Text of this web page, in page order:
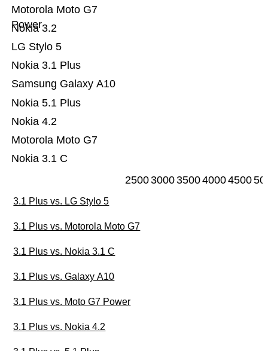
Nokia 3.1 C
Motorola Moto G7
Nokia 4.2
Nokia 5.1 Plus
Samsung Galaxy A10
Nokia 3.1 Plus
LG Stylo 5
Nokia 3.2
Motorola Moto G7
Power
25003000350040004500
3.1 Plus vs. LG Stylo 5
3.1 Plus vs. Motorola Moto G7
3.1 Plus vs. Nokia 3.1 C
3.1 Plus vs. Galaxy A10
3.1 Plus vs. Moto G7 Power
3.1 Plus vs. Nokia 4.2